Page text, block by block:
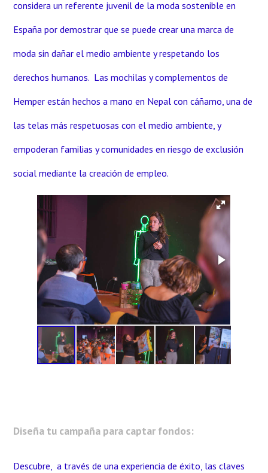
considera un referente juvenil de la moda sostenible en
España por demostrar que se puede crear una marca de
moda sin dañar el medio ambiente y respetando los
derechos humanos. Las mochilas y complementos de
Hemper están hechos a mano en Nepal con cáñamo, una de
las telas más respetuosas con el medio ambiente, y
empoderan familias y comunidades en riesgo de exclusión
social mediante la creación de empleo.
Diseña tu campaña para captar fondos:
Descubre, a través de una experiencia de éxito, las claves